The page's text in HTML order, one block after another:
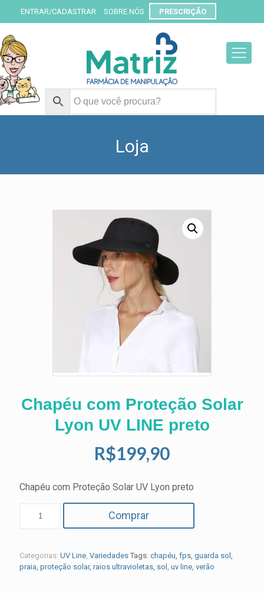
ENTRAR/CADASTRAR SOBRE NÓS PRESCRIÇÃO
Loja
Chapéu com Proteção Solar
Lyon UV LINE preto
R$199,90
Chapéu com Proteção Solar UV Lyon preto
Comprar
Categorias: UV Line, Variedades Tags: chapéu, fps, guarda sol ,
praia, proteção solar, raios ultravioletas, sol , uv line, verão